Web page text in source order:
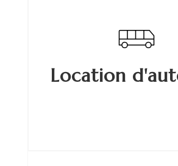
Location